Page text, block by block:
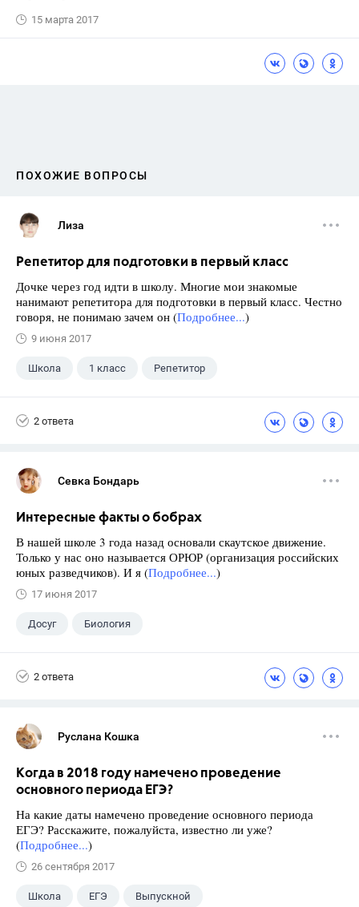
15 марта 2017
ПОХОЖИЕ ВОПРОСЫ
Лиза
Репетитор для подготовки в первый класс
Дочке через год идти в школу. Многие мои знакомые
нанимают репетитора для подготовки в первый класс. Честно
говоря, не понимаю зачем он (Подробнее...)
9 июня 2017
Школа 1 класс Репетитор
2 ответа
Севка Бондарь
Интересные факты о бобрах
В нашей школе 3 года назад основали скаутское движение.
Только у нас оно называется ОРЮР (организация российских
юных разведчиков). И я (Подробнее...)
17 июня 2017
Досуг Биология
2 ответа
Руслана Кошка
Когда в 2018 году намечено проведение
основного периода ЕГЭ?
На какие даты намечено проведение основного периода
ЕГЭ? Расскажите, пожалуйста, известно ли уже?
(Подробнее...)
26 сентября 2017
Школа ЕГЭ Выпускной